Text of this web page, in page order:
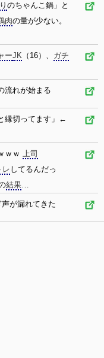
のちゃんこ鍋」と
肉の量が少ない。
ーJK （16）、 ガチ
流れが始まる
縁切ってます」←
ｗｗ 上司
レ してるんだっ
結果…
が漏れてきた